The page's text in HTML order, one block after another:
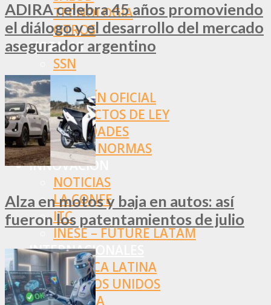
TECNOLOGÍA
OTROS
NORMAS
SSN
SRT
BOLETÍN OFICIAL
PROYECTOS DE LEY
SOCIEDADES
OTRAS NORMAS
INNOVACIÓN
NOTICIAS
LA CONFE
ITC
INESE – FÜTURE LATAM
INTERNACIONALES
AMÉRICA LATINA
ESTADOS UNIDOS
EUROPA
ADIRA celebra 45 años promoviendo
el diálogo y el desarrollo del mercado
asegurador argentino
Alza en motos y baja en autos: así
fueron los patentamientos de julio